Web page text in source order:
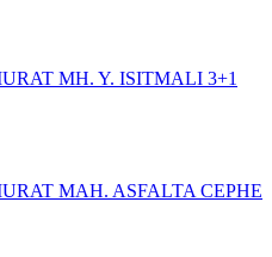
MH. Y. ISITMALI 3+1
MAH. ASFALTA CEPHE